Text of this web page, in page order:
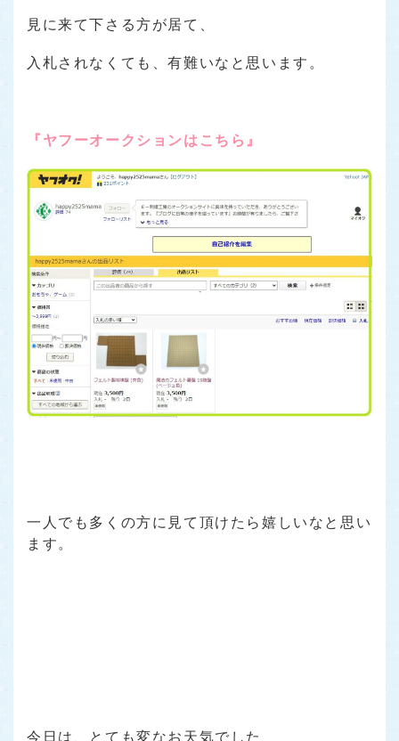
見に来て下さる方が居て、
入札されなくても、有難いなと思います。
『ヤフーオークションはこちら』
一人でも多くの方に見て頂けたら嬉しいなと思い
ます。
今日は、とても変なお天気でした